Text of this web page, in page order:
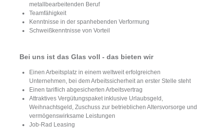
metallbearbeitenden Beruf
Teamfähigkeit
Kenntnisse in der spanhebenden Verformung
Schweißkenntnisse von Vorteil
Bei uns ist das Glas voll - das bieten wir
Einen Arbeitsplatz in einem weltweit erfolgreichen
Unternehmen, bei dem Arbeitssicherheit an erster Stelle steht
Einen tariflich abgesicherten Arbeitsvertrag
Attraktives Vergütungspaket inklusive Urlaubsgeld,
Weihnachtsgeld, Zuschuss zur betrieblichen Altersvorsorge und
vermögenswirksame Leistungen
Job-Rad Leasing